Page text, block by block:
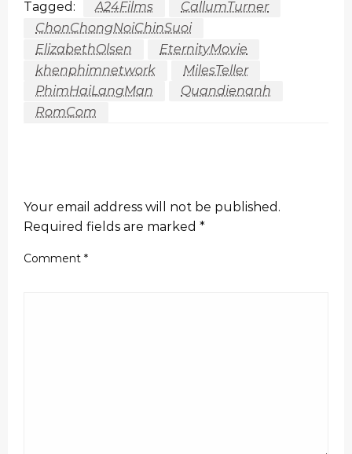
Tagged: A24Films
CallumTurner
ChonChongNoiChinSuoi
ElizabethOlsen
EternityMovie
khenphimnetwork
MilesTeller
PhimHaiLangMan
Quandienanh
RomCom
Your email address will not be published.
Required fields are marked *
Comment *